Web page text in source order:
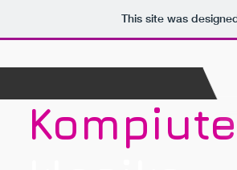
This site was